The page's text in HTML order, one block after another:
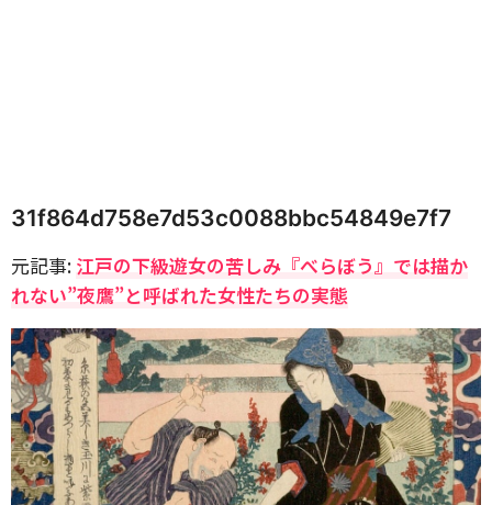
31f864d758e7d53c0088bbc54849e7f7
元記事: 江戸の下級遊女の苦しみ『べらぼう』では描か
れない”夜鷹”と呼ばれた女性たちの実態